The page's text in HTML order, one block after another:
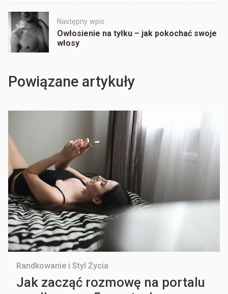
Następny wpis
Owłosienie na tyłku – jak pokochać swoje
włosy
Powiązane artykuły
Randkowanie i Styl Życia
Jak zacząć rozmowę na portalu